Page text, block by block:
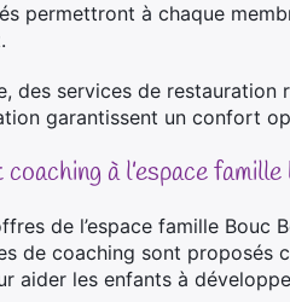
permettront à chaque
des services de restauration
garantissent un confort
à l’espace
de l’espace famille Bouc
de coaching sont proposés
aider les enfants à